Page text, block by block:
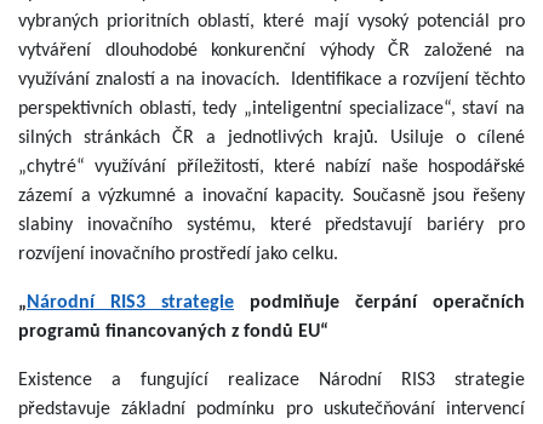
vybraných prioritních oblastí, které mají vysoký potenciál pro
vytváření dlouhodobé konkurenční výhody ČR založené na
využívání znalostí a na inovacích. Identifikace a rozvíjení těchto
perspektivních oblastí, tedy „inteligentní specializace“, staví na
silných stránkách ČR a jednotlivých krajů. Usiluje o cílené
„chytré“ využívání příležitostí, které nabízí naše hospodářské
zázemí a výzkumné a inovační kapacity. Současně jsou řešeny
slabiny inovačního systému, které představují bariéry pro
rozvíjení inovačního prostředí jako celku.
„Národní RIS3 strategie podmiňuje čerpání operačních
programů financovaných z fondů EU“
Existence a fungující realizace Národní RIS3 strategie
představuje základní podmínku pro uskutečňování intervencí